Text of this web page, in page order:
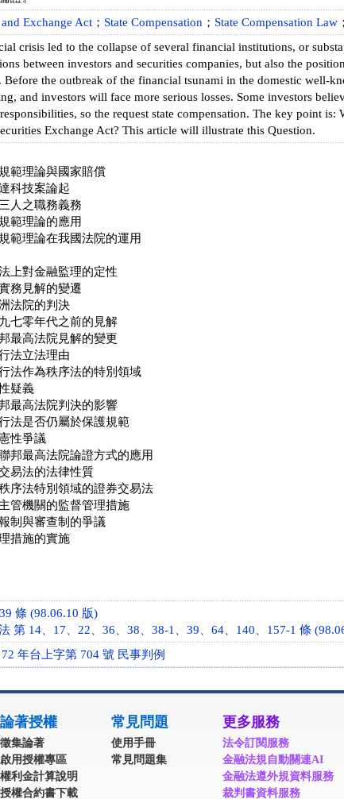
Exchange Act ； State Compensation ； State Compensation Law ；
crisis led to the collapse of several financial institutions, or
between investors and securities companies, but also the
Before the outbreak of the financial tsunami in the domestic well-
and investors will face more serious losses. Some investors
so the request state compensation. The key point is:
Exchange Act? This article will illustrate this Question.
範理論與國家賠償
科技案論起
人之職務義務
範理論的應用
範理論在我國法院的運用
上對金融監理的定性
務見解的變遷
法院的判決
九七零年代之前的見解
最高法院見解的變更
法立法理由
行法作為秩序法的特別領域
疑義
邦最高法院判決的影響
法是否仍屬於保護規範
性爭議
邦最高法院論證方式的應用
易法的法律性質
序法特別領域的證券交易法
管機關的監督管理措施
制與審查制的爭議
措施的實施
條 (98.06.10 版)
第 14、17、22、36、38、38-1、39、64、140、157-1 條
年台上字第 704 號 民事判例
論著授權
徵集論著
啟用授權專區
權利金計算說明
授權合約書下載
常見問題
使用手冊
常見問題集
更多服務
法令訂閱服務
金融法規自動關連AI
金融法遵外規資料服務
裁判書資料服務